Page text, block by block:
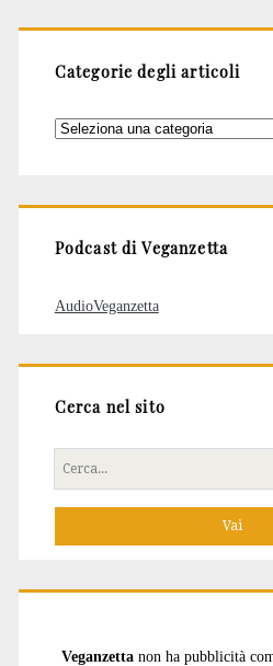
Categorie degli articoli
Categorie
Podcast di Veganzetta
AudioVeganzetta
Cerca nel sito
Cerca
per:
Veganzetta non ha pubblicità